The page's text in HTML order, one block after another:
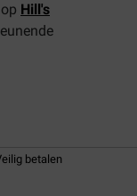
Hill's
betalen